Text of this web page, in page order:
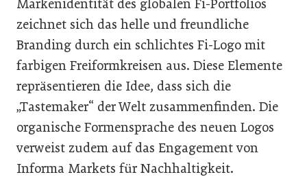
Markenidentität des globalen Fi-Portfolios
zeichnet sich das helle und freundliche
Branding durch ein schlichtes Fi-Logo mit
farbigen Freiformkreisen aus. Diese Elemente
repräsentieren die Idee, dass sich die
„Tastemaker“ der Welt zusammenfinden. Die
organische Formensprache des neuen Logos
verweist zudem auf das Engagement von
Informa Markets für Nachhaltigkeit.